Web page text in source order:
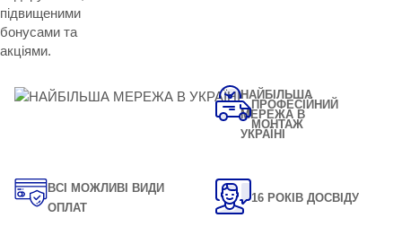
підвищеними
бонусами та
акціями.
НАЙБІЛЬША
МЕРЕЖА В
УКРАЇНІ
ПРОФЕСІЙНИЙ
МОНТАЖ
ВСІ МОЖЛИВІ ВИДИ
ОПЛАТ
16 РОКІВ ДОСВІДУ